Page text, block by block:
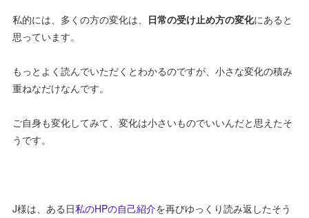
私的には、多くの方の変化は、 日常の受け止め方の変化にあると
思っています。
もっとよく読んでいただくとわかるのですが、小さな変化の積み
重ねなだけなんです。
ご自身も変化してみて、変化は小さいものでいいんだと思えたそ
うです。
J様は、ある日私のHPの自己紹介を再びゆっくり読み返したそう